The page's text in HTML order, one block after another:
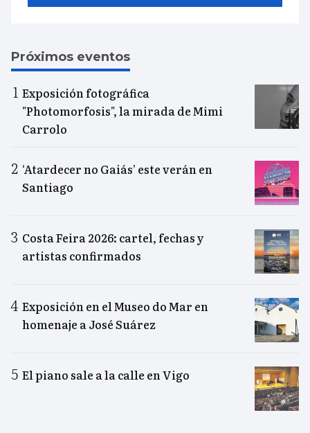
Próximos eventos
Exposición fotográfica
"Photomorfosis", la mirada de Mimi
Carrolo
‘Atardecer no Gaiás’ este verán en
Santiago
Costa Feira 2026: cartel, fechas y
artistas confirmados
Exposición en el Museo do Mar en
homenaje a José Suárez
El piano sale a la calle en Vigo